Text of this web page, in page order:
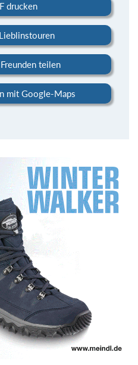
drucken
teilen
mit Google-Maps